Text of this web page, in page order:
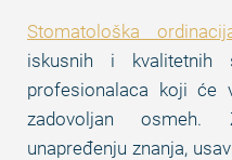
Stomatološka
iskusnih i kvalitetnih
profesionalaca koji će
zadovoljan osmeh.
unapređenju znanja,